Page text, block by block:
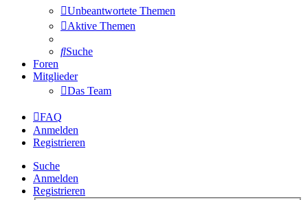
Unbeantwortete Themen
Aktive Themen
Suche
Foren
Mitglieder
Das Team
FAQ
Anmelden
Registrieren
Suche
Anmelden
Registrieren